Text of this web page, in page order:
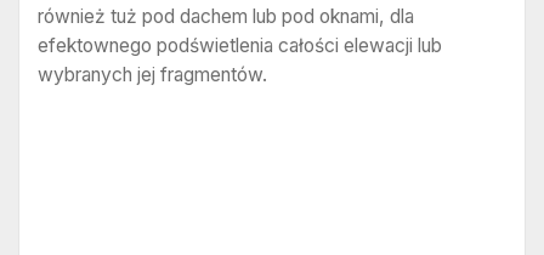
również tuż pod dachem lub pod oknami, dla
efektownego podświetlenia całości elewacji lub
wybranych jej fragmentów.